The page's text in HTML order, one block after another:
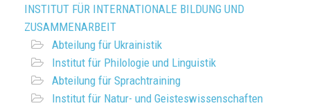
INSTITUT FÜR INTERNATIONALE BILDUNG UND
ZUSAMMENARBEIT
Abteilung für Ukrainistik
Institut für Philologie und Linguistik
Abteilung für Sprachtraining
Institut für Natur- und Geisteswissenschaften